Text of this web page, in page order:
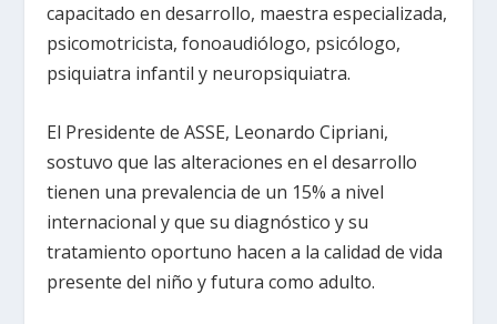
capacitado en desarrollo, maestra especializada,
psicomotricista, fonoaudiólogo, psicólogo,
psiquiatra infantil y neuropsiquiatra.
El Presidente de ASSE, Leonardo Cipriani,
sostuvo que las alteraciones en el desarrollo
tienen una prevalencia de un 15% a nivel
internacional y que su diagnóstico y su
tratamiento oportuno hacen a la calidad de vida
presente del niño y futura como adulto.